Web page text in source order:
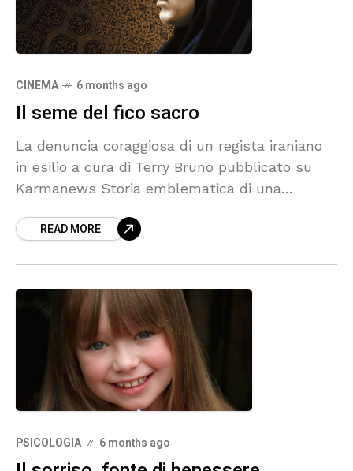
CINEMA 6 months ago
Il seme del fico sacro
La denuncia coraggiosa di un regista iraniano
in esilio a cura di Terry Bruno pubblicato su
Karmanews Storia emblematica di una
regimeREAD MORE
PSICOLOGIA 6 months ago